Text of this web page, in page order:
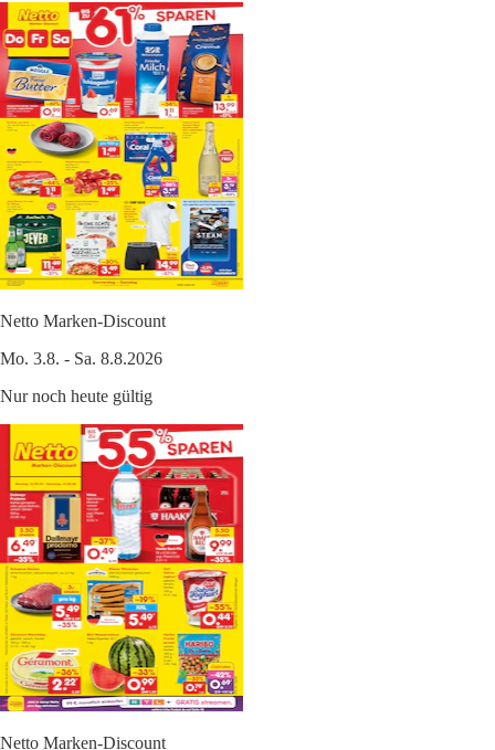
Netto Marken-Discount
Mo. 3.8. - Sa. 8.8.2026
Nur noch heute gültig
Netto Marken-Discount